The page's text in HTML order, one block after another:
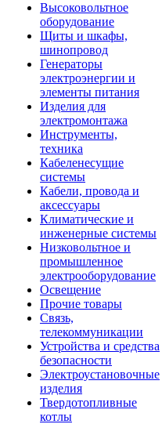
Высоковольтное
оборудование
Щиты и шкафы,
шинопровод
Генераторы
электроэнергии и
элементы питания
Изделия для
электромонтажа
Инструменты,
техника
Кабеленесущие
системы
Кабели, провода и
аксессуары
Климатические и
инженерные системы
Низковольтное и
промышленное
электрооборудование
Освещение
Прочие товары
Связь,
телекоммуникации
Устройства и средства
безопасности
Электроустановочные
изделия
Твердотопливные
котлы